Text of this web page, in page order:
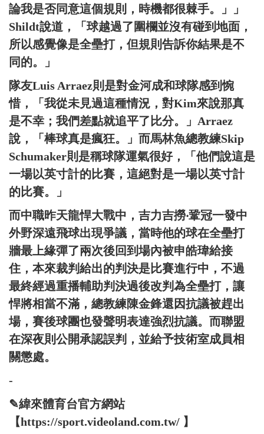
論我是否同意這個規則，時機都很棘手。」」
Shildt說道，「球越過了圍欄並沒有碰到地面，
所以感覺像是全壘打，但規則告訴你結果是不
同的。」
隊友Luis Arraez則是對金河成和球隊感到惋
惜，「我從未見過這種情況，對Kim來說那真
是不幸；我們差點就追平了比分。」Arraez
說，「棒球真是瘋狂。」而馬林魚總教練Skip
Schumaker則是稱球隊運氣很好，「他們說這是
一場以英寸計的比賽，這絕對是一場以英寸計
的比賽。」
而中職昨天龍悍大戰中，吉力吉撈‧鞏冠一發中
外野深遠飛球出現爭議，當時他的球在全壘打
牆最上緣彈了兩次後回到場內被申皓瑋給接
住，本來裁判給出的判決是比賽進行中，不過
最終經過重播輔助判決過後改判為全壘打，讓
悍將相當不滿，總教練陳金鋒還因抗議被趕出
場，賽後球團也發聲明表達強烈抗議。而聯盟
在深夜則公開承認誤判，並給予技術室成員相
關懲處。
-
✎緯來體育台官方網站
【https://sport.videoland.com.tw/ 】